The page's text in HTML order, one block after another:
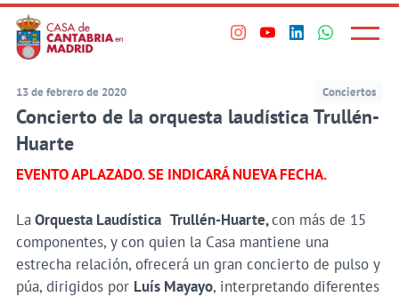
Saltar
al
contenido
principal
VisitaVisita
en
Visita
perfil
Visita
perfil
en
Principal
Menú
13 de febrero de 2020 Conciertos
Concierto de la orquesta laudística Trullén-
Huarte
EVENTO APLAZADO. SE INDICARÁ NUEVA FECHA.
LaOrquesta Laudística Trullén-Huarte,con más de 15
componentes, y con quien la Casa mantiene una
estrecha relación, ofrecerá un gran concierto de pulso y
púa, dirigidos por Luís Mayayo, interpretando diferentes